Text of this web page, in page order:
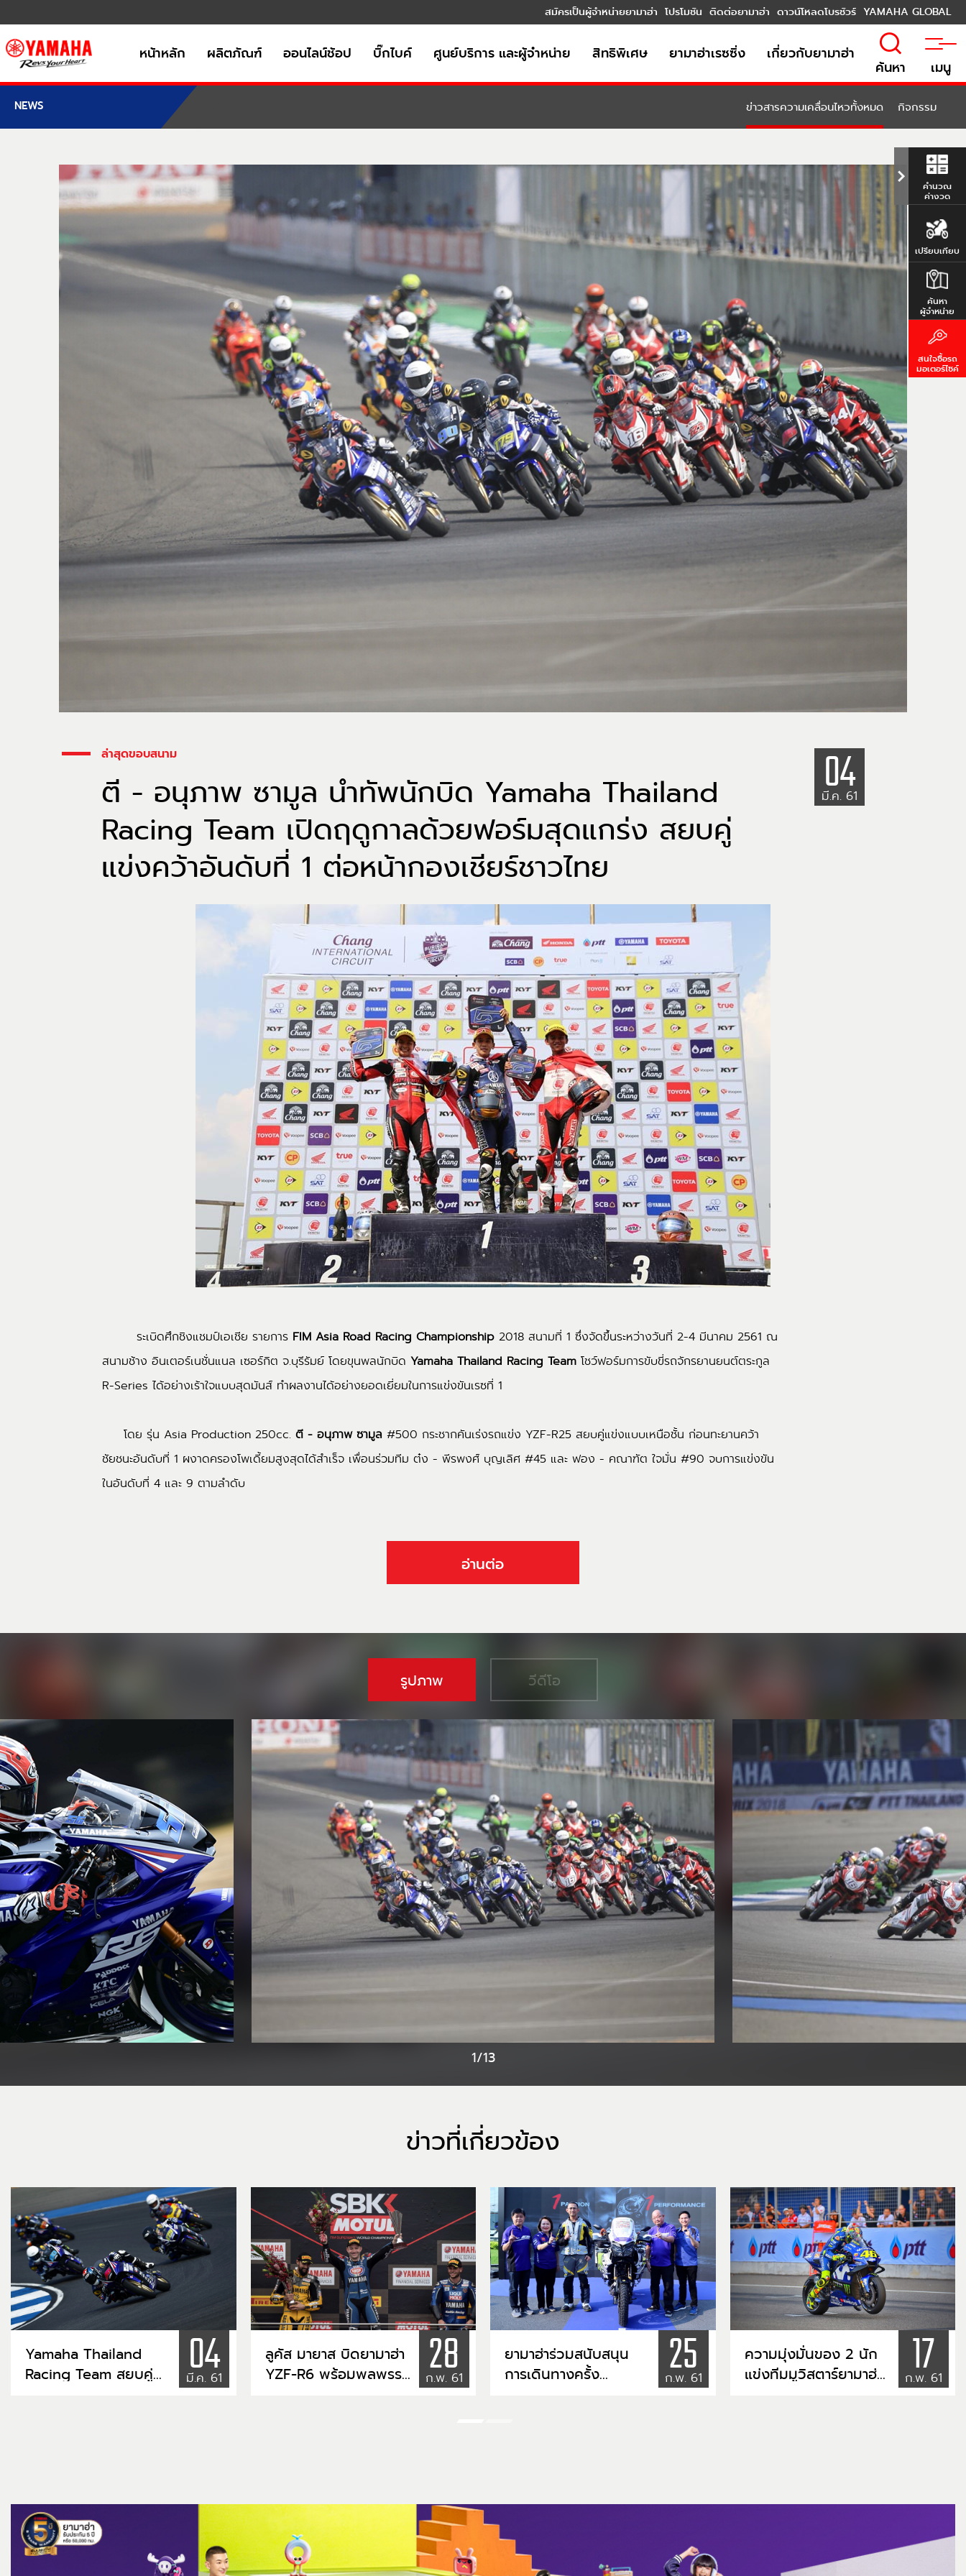
สมัครเป็นผู้จำหน่ายยามาฮ่า โปรโมชัน ติดต่อยามาฮ่า ดาวน์โหลดโบรชัวร์ YAMAHA GLOBAL
หน้าหลัก ผลิตภัณฑ์ ออนไลน์ช้อป บิ๊กไบค์ ศูนย์บริการ และผู้จำหน่าย สิทธิพิเศษ ยามาฮ่าเรซซิ่ง เกี่ยวกับยามาฮ่า
ค้นหา เมนู
NEWS ข่าวสารความเคลื่อนไหวทั้งหมด กิจกรรม
ล่าสุดขอบสนาม
ตี - อนุภาพ ซามูล นำทัพนักบิด Yamaha Thailand
Racing Team เปิดฤดูกาลด้วยฟอร์มสุดแกร่ง สยบคู่
แข่งคว้าอันดับที่ 1 ต่อหน้ากองเชียร์ชาวไทย
04
มี.ค. 61
ระเบิดศึกชิงแชมป์เอเชีย รายการ FIM Asia Road Racing Championship 2018 สนามที่ 1 ซึ่งจัดขึ้นระหว่างวันที่ 2-4 มีนาคม 2561 ณ
สนามช้าง อินเตอร์เนชั่นแนล เซอร์กิต จ.บุรีรัมย์ โดยขุนพลนักบิด Yamaha Thailand Racing Team โชว์ฟอร์มการขับขี่รถจักรยานยนต์ตระกูล
R-Series ได้อย่างเร้าใจแบบสุดมันส์ ทำผลงานได้อย่างยอดเยี่ยมในการแข่งขันเรซที่ 1
โดย รุ่น Asia Production 250cc. ตี - อนุภาพ ซามูล #500 กระชากคันเร่งรถแข่ง YZF-R25 สยบคู่แข่งแบบเหนือชั้น ก่อนทะยานคว้า
ชัยชนะอันดับที่ 1 ผงาดครองโพเดี้ยมสูงสุดได้สำเร็จ เพื่อนร่วมทีม ต๋ง - พีรพงศ์ บุญเลิศ #45 และ ฟอง - คณาฑัต ใจมั่น #90 จบการแข่งขัน
ในอันดับที่ 4 และ 9 ตามลำดับ
อ่านต่อ
รูปภาพ วีดีโอ
1/13
ข่าวที่เกี่ยวข้อง
Yamaha Thailand
Racing Team สยบคู่
04
มี.ค. 61
ลูคัส มายาส บิดยามาฮ่า
YZF-R6 พร้อมพลพรรค
28
ก.พ. 61
ยามาฮ่าร่วมสนับสนุน
การเดินทางครั้ง
25
ก.พ. 61
ความมุ่งมั่นของ 2 นัก
แข่งทีมมูวิสตาร์ยามาฮ่า
17
ก.พ. 61
คำนวณ
ค่างวด
เปรียบเทียบ
ค้นหา
ผู้จำหน่าย
สนใจซื้อรถ
มอเตอร์ไซค์